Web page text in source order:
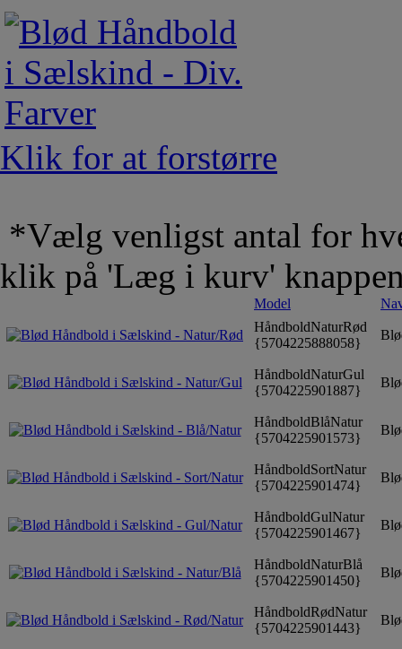
Klik for at forstørre
*Vælg venligst antal for
klik på 'Læg i kurv'
Model
HåndboldNaturRød
{5704225888058}
HåndboldNaturGul
{5704225901887}
HåndboldBlåNatur
{5704225901573}
HåndboldSortNatur
{5704225901474}
HåndboldGulNatur
{5704225901467}
HåndboldNaturBlå
{5704225901450}
HåndboldRødNatur
{5704225901443}